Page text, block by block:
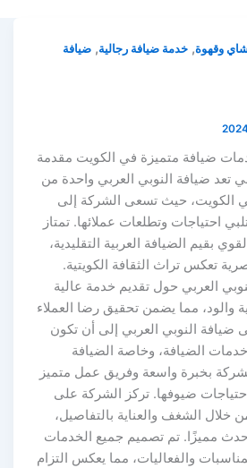
وقهوة,خدمة ضيافة رجالية,ضيافة
ضيافة متميزة في الكويت مقدمة
تعد ضيافة النوبي العربي واحدة من
الكويت، حيث تسعى الشركة إلى
احتياجات وتطلعات عملائها. تمتاز
بقيم الضيافة العربية التقليدية،
تعكس تراث الثقافة الكويتية.
العربي حول تقديم خدمة عالية
والود، مما يضمن تحقيق رضا العملاء
ضيافة النوبي العربي إلى أن تكون
الضيافة، وخاصة الضيافة
بخبرة واسعة وفريق عمل متميز
ضيوفها. تركز الشركة على
الشغف والعناية بالتفاصيل،
مميزًا. تم تصميم جميع الخدمات
والفعاليات، مما يعكس التزام